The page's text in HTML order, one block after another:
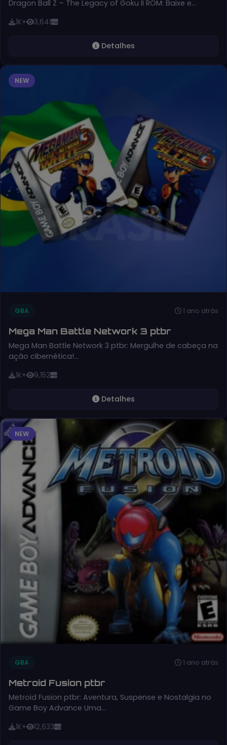
Dragon Ball Z – The Legacy of Goku II ROM: Baixe e…
1K+ 3,641
Detalhes
NEW
GBA 1 ano atrás
Mega Man Battle Network 3 ptbr
Mega Man Battle Network 3 ptbr: Mergulhe de cabeça na
ação cibernética!…
1K+ 9,152
Detalhes
NEW
GBA 1 ano atrás
Metroid Fusion ptbr
Metroid Fusion ptbr: Aventura, Suspense e Nostalgia no
Game Boy Advance Uma…
1K+ 12,633